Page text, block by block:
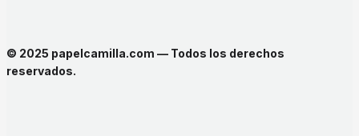
© 2025 papelcamilla.com — Todos los derechos
reservados.